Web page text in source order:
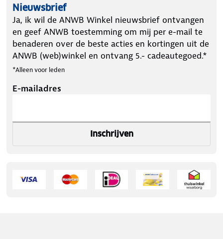
Nieuwsbrief
Ja, ik wil de ANWB Winkel nieuwsbrief ontvangen
en geef ANWB toestemming om mij per e-mail te
benaderen over de beste acties en kortingen uit de
ANWB (web)winkel en ontvang 5.- cadeautegoed.*
*Alleen voor leden
E-mailadres
Inschrijven